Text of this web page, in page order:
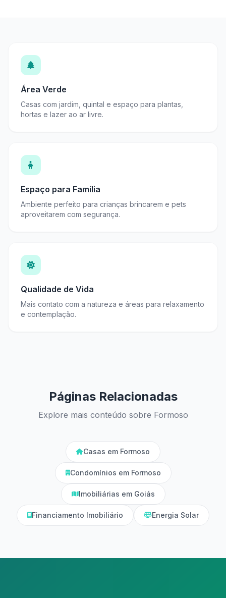
Área Verde
Casas com jardim, quintal e espaço para plantas,
hortas e lazer ao ar livre.
Espaço para Família
Ambiente perfeito para crianças brincarem e pets
aproveitarem com segurança.
Qualidade de Vida
Mais contato com a natureza e áreas para relaxamento
e contemplação.
Páginas Relacionadas
Explore mais conteúdo sobre Formoso
Casas em Formoso
Condomínios em Formoso
Imobiliárias em Goiás
Financiamento Imobiliário Energia Solar